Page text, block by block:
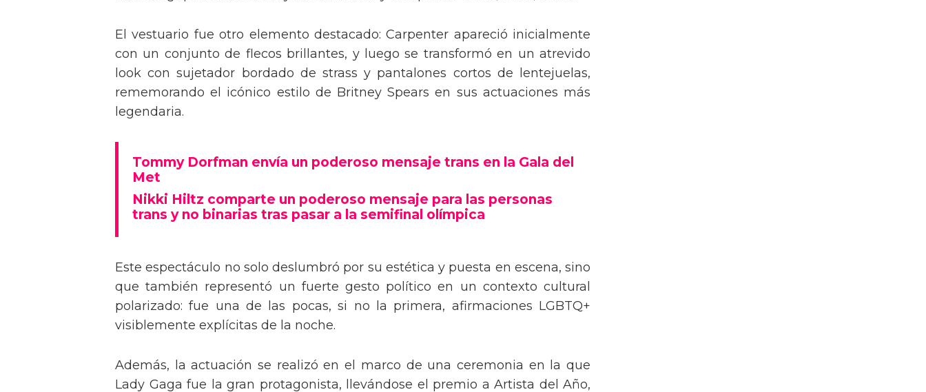
El vestuario fue otro elemento destacado: Carpenter apareció inicialmente
con un conjunto de flecos brillantes, y luego se transformó en un atrevido
look con sujetador bordado de strass y pantalones cortos de lentejuelas,
rememorando el icónico estilo de Britney Spears en sus actuaciones más
Tommy Dorfman envía un poderoso mensaje trans en la Gala del
Met
Nikki Hiltz comparte un poderoso mensaje para las personas
Este espectáculo no solo deslumbró por su estética y puesta en escena, sino
que también representó un fuerte gesto político en un contexto cultural
polarizado: fue una de las pocas, si no la primera, afirmaciones LGBTQ+
Además, la actuación se realizó en el marco de una ceremonia en la que